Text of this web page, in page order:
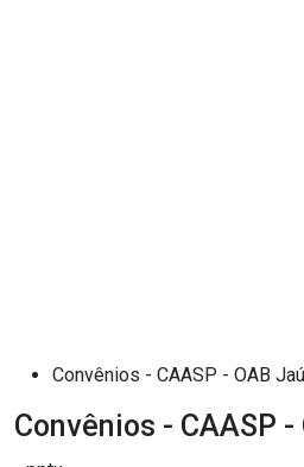
Convênios - CAASP - OAB Jaú
Convênios - CAASP -